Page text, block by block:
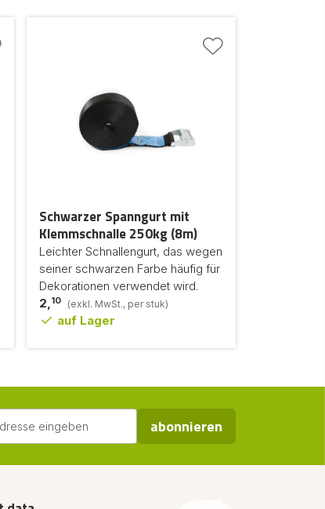
Schwarzer Spanngurt mit
Klemmschnalle 250kg (8m)
Leichter Schnallengurt, das wegen
seiner schwarzen Farbe häufig für
Dekorationen verwendet wird.
2,10 (exkl. MwSt., per stuk)
auf Lager
abonnieren